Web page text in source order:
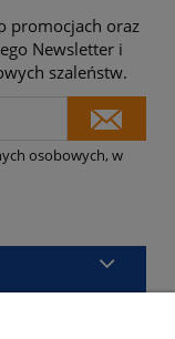
promocjach oraz
Newsletter i
szaleństw.
osobowych, w